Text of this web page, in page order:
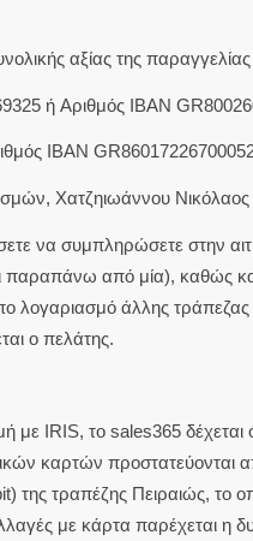
αξίας της
ή Aριθμός IBAN
IBAN
Χατζηιωάννου Νικόλαος
να συμπληρώσετε στην
παραπάνω από μία), καθώς
λογαριασμό άλλης
ο πελάτης.
IRIS, το sales365 δέχεται
καρτών
της τραπέζης Πειραιώς, το
με κάρτα παρέχεται η